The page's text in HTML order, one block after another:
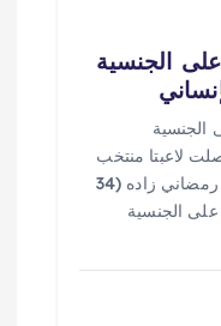
على الجنسية
الجنسية
لاعبتا منتخب
إيران لكرة القدم للسيدات، عطفه رمضاني زاده (34
(22 عاماً)، على الجنسية